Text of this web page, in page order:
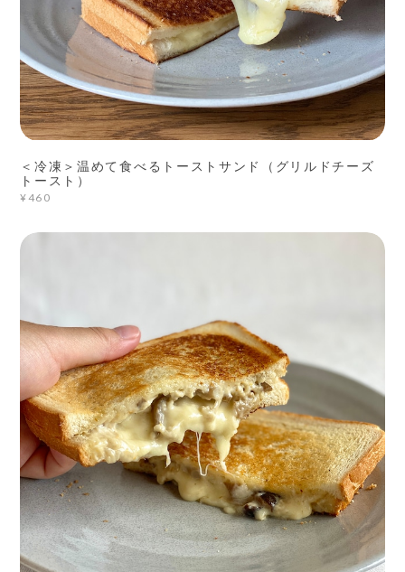
＜冷凍＞温めて食べるトーストサンド（グリルドチーズ
トースト）
¥460